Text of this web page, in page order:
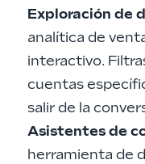
Exploración de
analítica de
interactivo.
cuentas
salir de la
Asistentes de
herramienta de